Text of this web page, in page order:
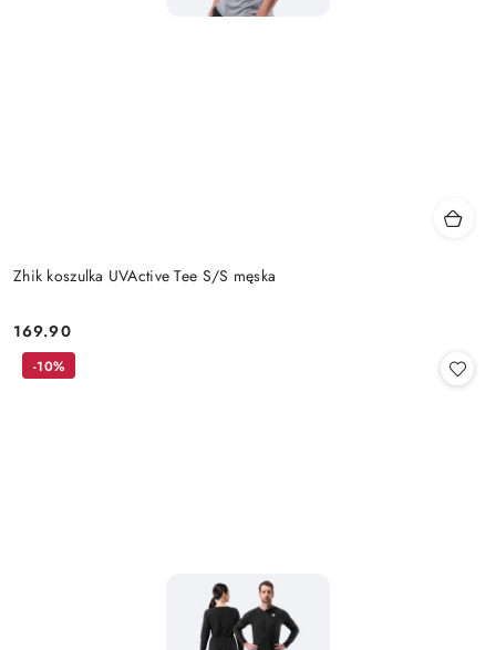
Zhik koszulka UVActive Tee S/S męska
Cena:
169.90
-10%